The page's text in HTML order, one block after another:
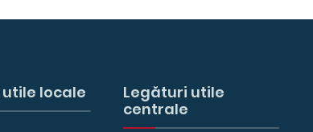
locale
Legături utile
centrale